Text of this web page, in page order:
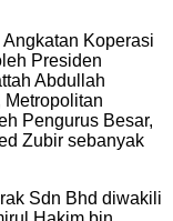
Koperasi
Presiden
Abdullah
Pengurus Besar,
Zubir sebanyak
Sdn Bhd diwakili